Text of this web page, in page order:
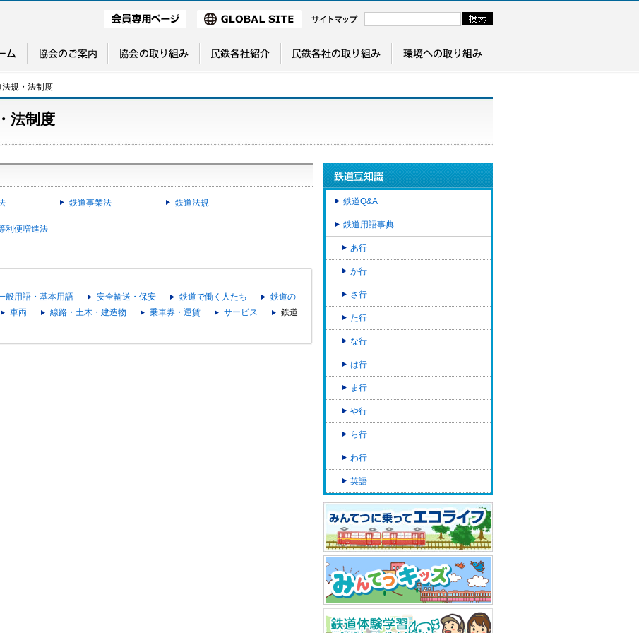
規・法制度
法制度
鉄道事業法 鉄道法規
利便増進法
般用語・基本用語 安全輸送・保安 鉄道で働く人たち
鉄道の
車両 線路・土木・建造物 乗車券・運賃 サービス
鉄道
鉄道Q&A
鉄道用語事典
あ行
か行
さ行
た行
な行
は行
ま行
や行
ら行
わ行
英語